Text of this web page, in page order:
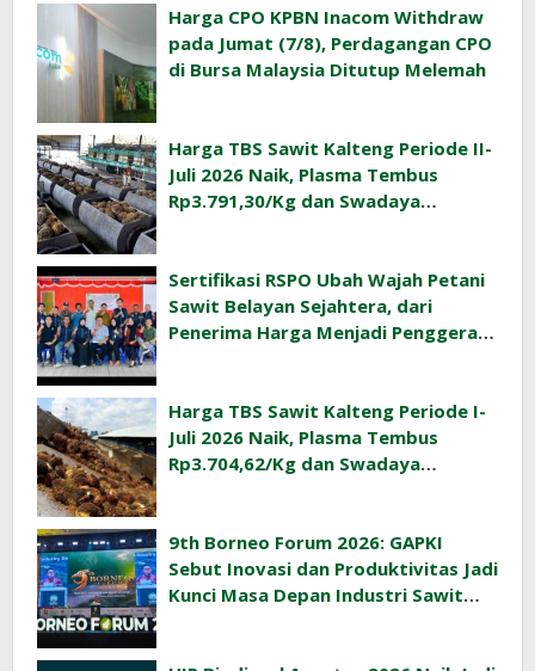
Harga CPO KPBN Inacom Withdraw
pada Jumat (7/8), Perdagangan CPO
di Bursa Malaysia Ditutup Melemah
Harga TBS Sawit Kalteng Periode II-
Juli 2026 Naik, Plasma Tembus
Rp3.791,30/Kg dan Swadaya
Sertifikasi RSPO Ubah Wajah Petani
Sawit Belayan Sejahtera, dari
Penerima Harga Menjadi Penggerak
Harga TBS Sawit Kalteng Periode I-
Juli 2026 Naik, Plasma Tembus
Rp3.704,62/Kg dan Swadaya
9th Borneo Forum 2026: GAPKI
Sebut Inovasi dan Produktivitas Jadi
Kunci Masa Depan Industri Sawit